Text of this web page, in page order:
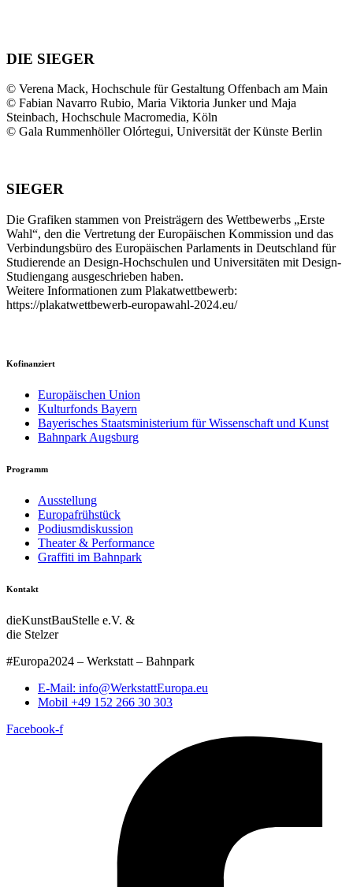
DIE SIEGER
© Verena Mack, Hochschule für Gestaltung Offenbach am Main
© Fabian Navarro Rubio, Maria Viktoria Junker und Maja
Steinbach, Hochschule Macromedia, Köln
© Gala Rummenhöller Olórtegui, Universität der Künste Berlin
SIEGER
Die Grafiken stammen von Preisträgern des Wettbewerbs „Erste
Wahl“, den die Vertretung der Europäischen Kommission und das
Verbindungsbüro des Europäischen Parlaments in Deutschland für
Studierende an Design-Hochschulen und Universitäten mit Design-
Studiengang ausgeschrieben haben.
Weitere Informationen zum Plakatwettbewerb:
https://plakatwettbewerb-europawahl-2024.eu/
Kofinanziert
Europäischen Union
Kulturfonds Bayern
Bayerisches Staatsministerium für Wissenschaft und Kunst
Bahnpark Augsburg
Programm
Ausstellung
Europafrühstück
Podiusmdiskussion
Theater & Performance
Graffiti im Bahnpark
Kontakt
dieKunstBauStelle e.V. &
die Stelzer
#Europa2024 – Werkstatt – Bahnpark
E-Mail: info@WerkstattEuropa.eu
Mobil +49 152 266 30 303
Facebook-f